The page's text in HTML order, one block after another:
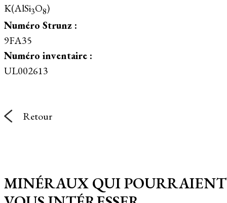
K(AlSi3O8)
Numéro Strunz :
9FA35
Numéro inventaire :
UL002613
Retour
MINÉRAUX QUI POURRAIENT